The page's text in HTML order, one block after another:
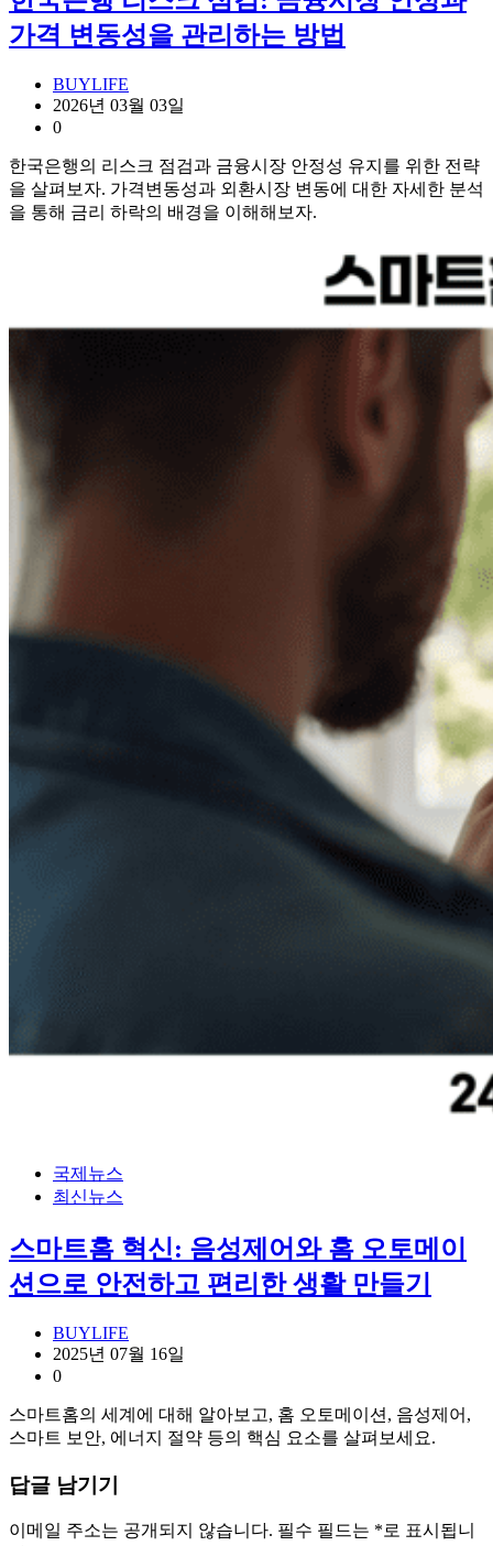
가격 변동성을 관리하는 방법
BUYLIFE
2026년 03월 03일
0
한국은행의 리스크 점검과 금융시장 안정성 유지를 위한 전략
을 살펴보자. 가격변동성과 외환시장 변동에 대한 자세한 분석
을 통해 금리 하락의 배경을 이해해보자.
국제뉴스
최신뉴스
스마트홈 혁신: 음성제어와 홈 오토메이
션으로 안전하고 편리한 생활 만들기
BUYLIFE
2025년 07월 16일
0
스마트홈의 세계에 대해 알아보고, 홈 오토메이션, 음성제어,
스마트 보안, 에너지 절약 등의 핵심 요소를 살펴보세요.
답글 남기기
이메일 주소는 공개되지 않습니다. 필수 필드는 *로 표시됩니